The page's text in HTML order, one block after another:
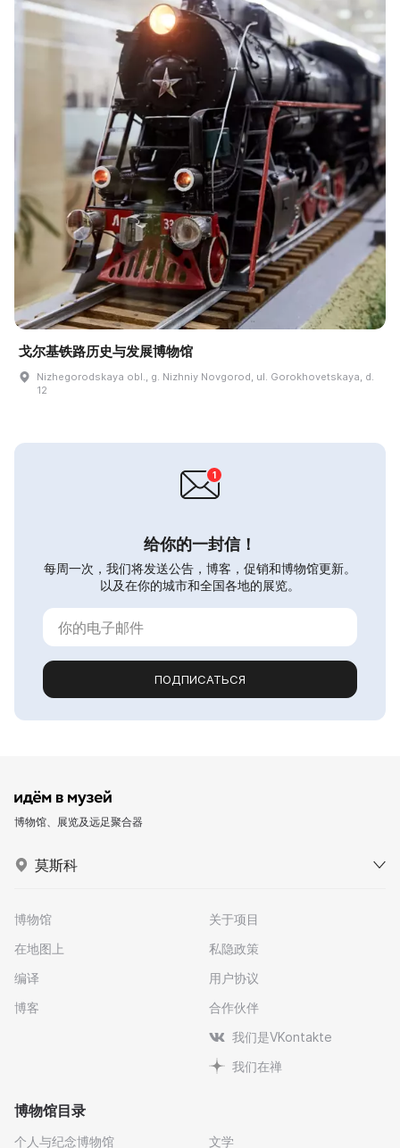
戈尔基铁路历史与发展博物馆
Nizhegorodskaya obl., g. Nizhniy Novgorod, ul. Gorokhovetskaya, d.
12
给你的一封信！
每周一次，我们将发送公告，博客，促销和博物馆更新。
以及在你的城市和全国各地的展览。
ПОДПИСАТЬСЯ
博物馆、展览及远足聚合器
莫斯科
博物馆
在地图上
编译
博客
关于项目
私隐政策
用户协议
合作伙伴
我们是VKontakte
我们在禅
博物馆目录
个人与纪念博物馆 文学